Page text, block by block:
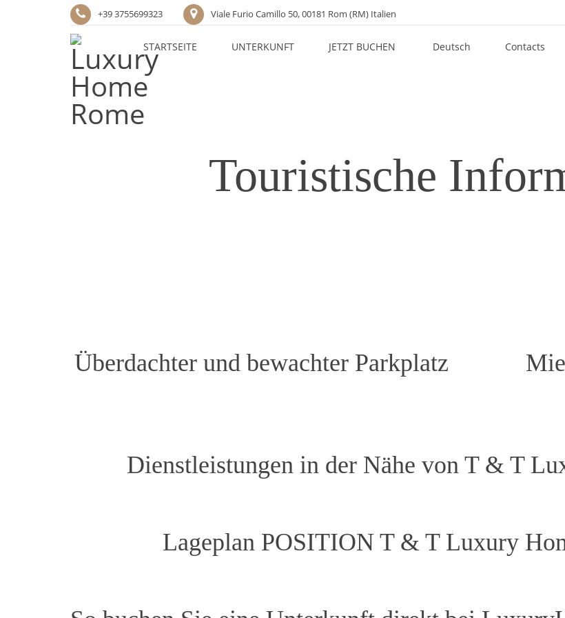
+39 3755699323 Viale Furio Camillo 50, 00181 Rom (RM) Italien
STARTSEITE UNTERKUNFT JETZT BUCHEN Deutsch Contacts
Touristische
Überdachter und bewachter Parkplatz
Dienstleistungen in der Nähe von T & T
Lageplan POSITION T & T Luxury